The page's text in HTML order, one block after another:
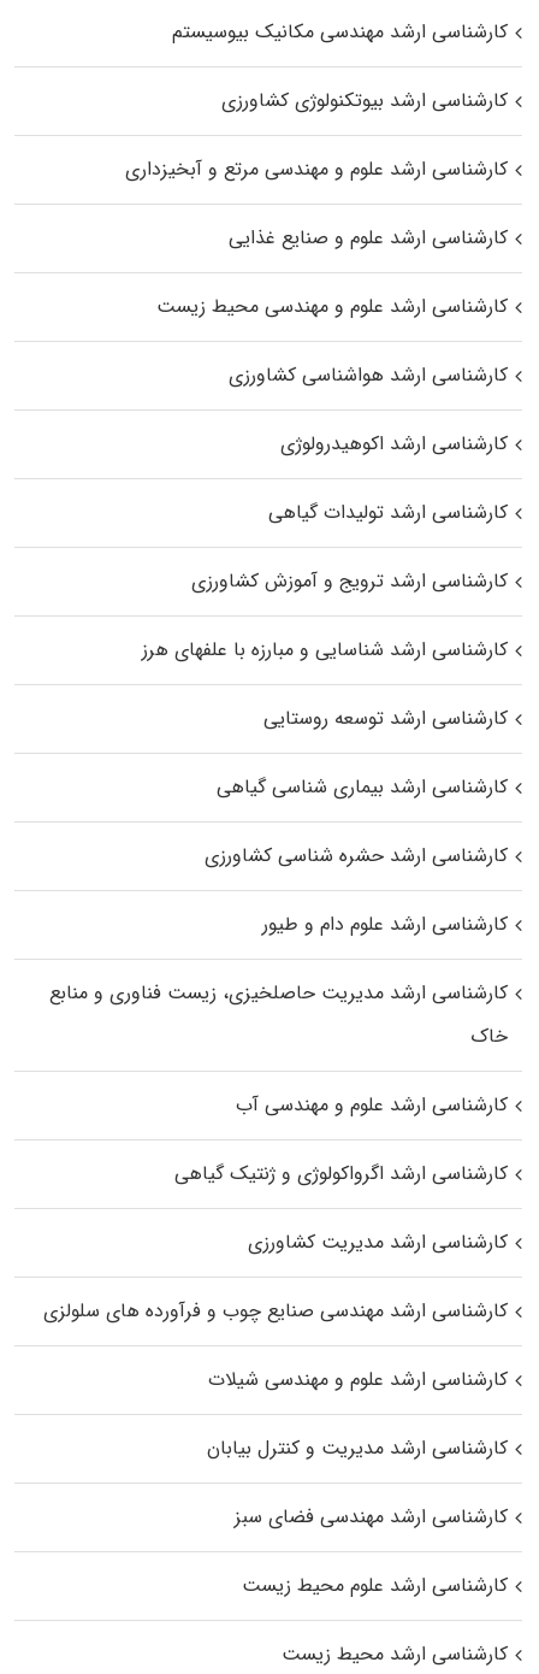
کارشناسی ارشد مهندسی مکانیک بیوسیستم
کارشناسی ارشد بیوتکنولوژی کشاورزی
کارشناسی ارشد علوم و مهندسی مرتع و آبخیزداری
کارشناسی ارشد علوم و صنایع غذایی
کارشناسی ارشد علوم و مهندسی محیط زیست
کارشناسی ارشد هواشناسی کشاورزی
کارشناسی ارشد اکوهیدرولوژی
کارشناسی ارشد تولیدات گیاهی
کارشناسی ارشد ترویج و آموزش کشاورزی
کارشناسی ارشد شناسایی و مبارزه با علفهای هرز
کارشناسی ارشد توسعه روستایی
کارشناسی ارشد بیماری‌ شناسی گیاهی
کارشناسی ارشد حشره‌ شناسی کشاورزی
کارشناسی ارشد علوم دام و طیور
کارشناسی ارشد مدیریت حاصلخیزی، زیست فناوری و منابع
خاک
کارشناسی ارشد علوم و مهندسی آب
کارشناسی ارشد اگرواکولوژی و ژنتیک گیاهی
کارشناسی ارشد مدیریت کشاورزی
کارشناسی ارشد مهندسی صنایع چوب و فرآورده‌ های سلولزی
کارشناسی ارشد علوم و مهندسی شیلات
کارشناسی ارشد مدیریت و کنترل بیابان
کارشناسی ارشد مهندسی فضای سبز
کارشناسی ارشد علوم محیط‌ زیست
کارشناسی ارشد محیط زیست